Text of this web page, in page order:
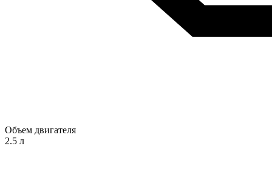
Объем двигателя
2.5 л